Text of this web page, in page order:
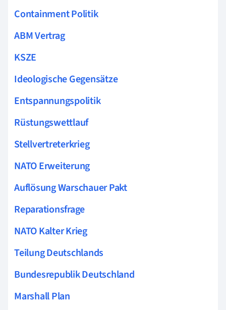
Containment Politik
ABM Vertrag
KSZE
Ideologische Gegensätze
Entspannungspolitik
Rüstungswettlauf
Stellvertreterkrieg
NATO Erweiterung
Auflösung Warschauer Pakt
Reparationsfrage
NATO Kalter Krieg
Teilung Deutschlands
Bundesrepublik Deutschland
Marshall Plan